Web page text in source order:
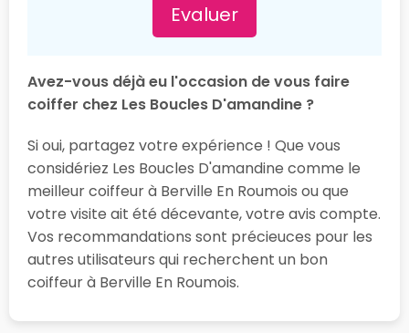
Evaluer
Avez-vous déjà eu l'occasion de vous faire
coiffer chez Les Boucles D'amandine ?
Si oui, partagez votre expérience ! Que vous
considériez Les Boucles D'amandine comme le
meilleur coiffeur à Berville En Roumois ou que
votre visite ait été décevante, votre avis compte.
Vos recommandations sont précieuces pour les
autres utilisateurs qui recherchent un bon
coiffeur à Berville En Roumois.